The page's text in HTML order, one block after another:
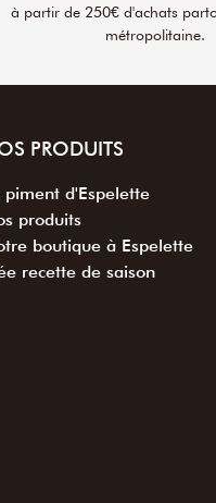
à partir de 250€ d'achats
métropolitaine.
PRODUITS
piment d'Espelette
produits
boutique à Espelette
recette de saison